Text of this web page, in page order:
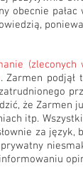
obecnie pałac
(zleconych
. Zarmen podjął
że Zarmen
itp.
za język,